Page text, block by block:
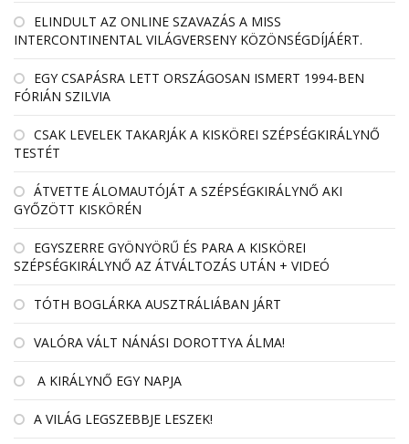
ELINDULT AZ ONLINE SZAVAZÁS A MISS
INTERCONTINENTAL VILÁGVERSENY KÖZÖNSÉGDÍJÁÉRT.
EGY CSAPÁSRA LETT ORSZÁGOSAN ISMERT 1994-BEN
FÓRIÁN SZILVIA
CSAK LEVELEK TAKARJÁK A KISKÖREI SZÉPSÉGKIRÁLYNŐ
TESTÉT
ÁTVETTE ÁLOMAUTÓJÁT A SZÉPSÉGKIRÁLYNŐ AKI
GYŐZÖTT KISKÖRÉN
EGYSZERRE GYÖNYÖRŰ ÉS PARA A KISKÖREI
SZÉPSÉGKIRÁLYNŐ AZ ÁTVÁLTOZÁS UTÁN + VIDEÓ
TÓTH BOGLÁRKA AUSZTRÁLIÁBAN JÁRT
VALÓRA VÁLT NÁNÁSI DOROTTYA ÁLMA!
A KIRÁLYNŐ EGY NAPJA
A VILÁG LEGSZEBBJE LESZEK!